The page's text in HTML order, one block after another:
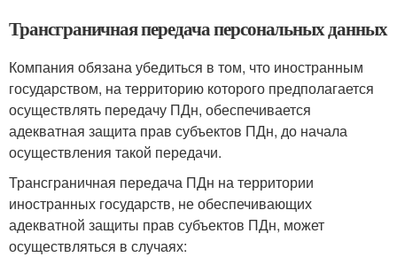
Трансграничная передача персональных данных
Компания обязана убедиться в том, что иностранным
государством, на территорию которого предполагается
осуществлять передачу ПДн, обеспечивается
адекватная защита прав субъектов ПДн, до начала
осуществления такой передачи.
Трансграничная передача ПДн на территории
иностранных государств, не обеспечивающих
адекватной защиты прав субъектов ПДн, может
осуществляться в случаях: